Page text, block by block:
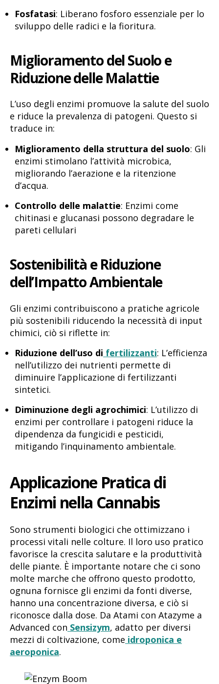
Fosfatasi: Liberano fosforo essenziale per lo
sviluppo delle radici e la fioritura.
Miglioramento del Suolo e
Riduzione delle Malattie
L’uso degli enzimi promuove la salute del suolo
e riduce la prevalenza di patogeni. Questo si
traduce in:
Miglioramento della struttura del suolo: Gli
enzimi stimolano l’attività microbica,
migliorando l’aerazione e la ritenzione
d’acqua.
Controllo delle malattie: Enzimi come
chitinasi e glucanasi possono degradare le
pareti cellulari
Sostenibilità e Riduzione
dell’Impatto Ambientale
Gli enzimi contribuiscono a pratiche agricole
più sostenibili riducendo la necessità di input
chimici, ciò si riflette in:
Riduzione dell’uso di fertilizzanti: L’efficienza
nell’utilizzo dei nutrienti permette di
diminuire l’applicazione di fertilizzanti
sintetici.
Diminuzione degli agrochimici: L’utilizzo di
enzimi per controllare i patogeni riduce la
dipendenza da fungicidi e pesticidi,
mitigando l’inquinamento ambientale.
Applicazione Pratica di
Enzimi nella Cannabis
Sono strumenti biologici che ottimizzano i
processi vitali nelle colture. Il loro uso pratico
favorisce la crescita salutare e la produttività
delle piante. È importante notare che ci sono
molte marche che offrono questo prodotto,
ognuna fornisce gli enzimi da fonti diverse,
hanno una concentrazione diversa, e ciò si
riconosce dalla dose. Da Atami con Atazyme a
Advanced con Sensizym, adatto per diversi
mezzi di coltivazione, come idroponica e
aeroponica.